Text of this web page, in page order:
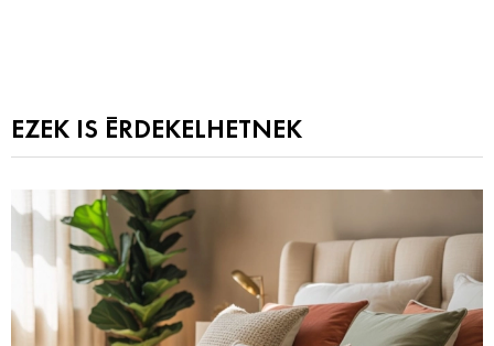
EZEK IS ÉRDEKELHETNEK